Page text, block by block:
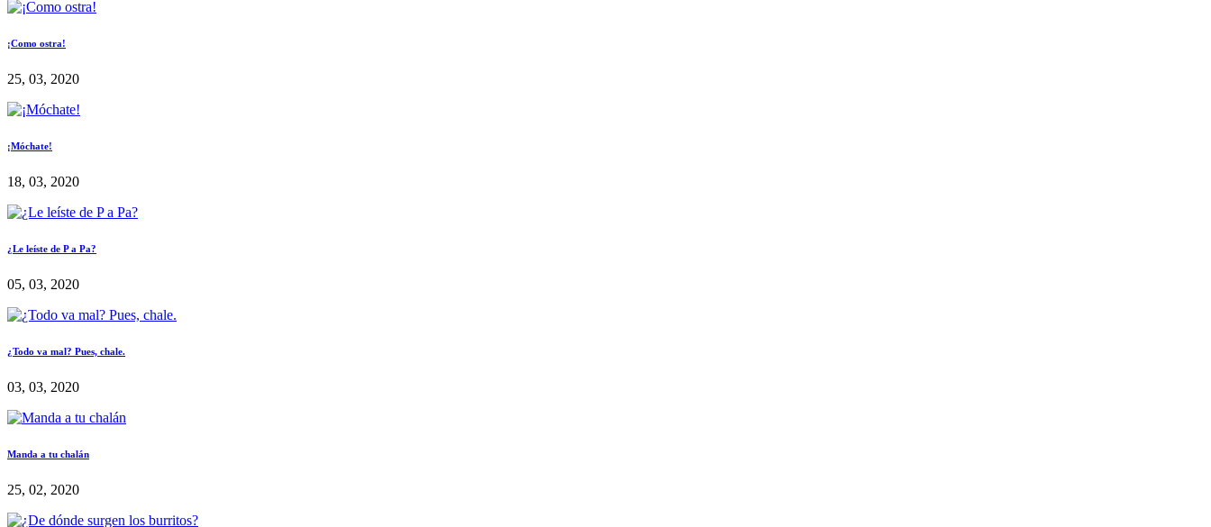
¡Como ostra!
25, 03, 2020
¡Móchate!
18, 03, 2020
¿Le leíste de P a Pa?
05, 03, 2020
¿Todo va mal? Pues, chale.
03, 03, 2020
Manda a tu chalán
25, 02, 2020